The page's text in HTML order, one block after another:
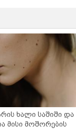
ხალი საშიში და
მისი მოშორების